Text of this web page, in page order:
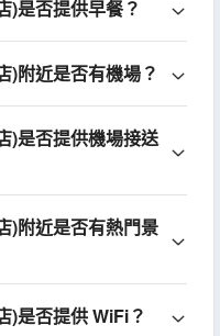
)是否提供早餐？
)附近是否有機場？
)是否提供機場接送
)附近是否有熱門景
)是否提供 WiFi？